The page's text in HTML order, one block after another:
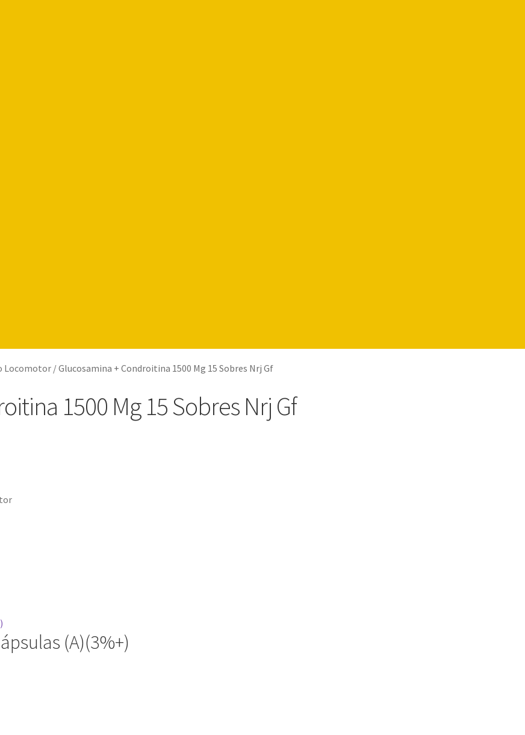
Locomotor /Glucosamina + Condroitina 1500 Mg 15 Sobres Nrj Gf
1500 Mg 15 Sobres Nrj Gf
(A)(3%+)